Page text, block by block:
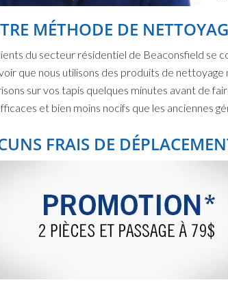
MÉTHODE DE
du secteur résidentiel de Beaconsfield se
que nous utilisons des produits de
sur vos tapis quelques minutes avant de
et bien moins nocifs que les anciennes
FRAIS DE